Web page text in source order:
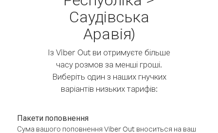
Саудівська
Аравія)
Із Viber Out ви отримуєте більше
часу розмов за менші гроші.
Виберіть один з наших гнучких
варіантів низьких тарифів:
Пакети поповнення
Сума вашого поповнення Viber Out вноситься на ваш